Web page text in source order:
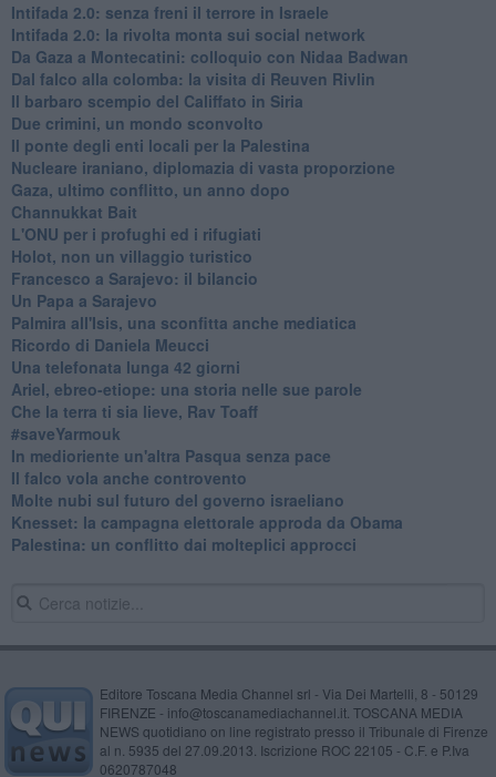
Intifada 2.0: senza freni il terrore in Israele
Intifada 2.0: la rivolta monta sui social network
Da Gaza a Montecatini: colloquio con Nidaa Badwan
Dal falco alla colomba: la visita di Reuven Rivlin
Il barbaro scempio del Califfato in Siria
Due crimini, un mondo sconvolto
Il ponte degli enti locali per la Palestina
Nucleare iraniano, diplomazia di vasta proporzione
Gaza, ultimo conflitto, un anno dopo
Channukkat Bait
L'ONU per i profughi ed i rifugiati
Holot, non un villaggio turistico
Francesco a Sarajevo: il bilancio
Un Papa a Sarajevo
Palmira all'Isis, una sconfitta anche mediatica
Ricordo di Daniela Meucci
​Una telefonata lunga 42 giorni
​Ariel, ebreo-etiope: una storia nelle sue parole
Che la terra ti sia lieve, Rav Toaff
​#saveYarmouk
​In medioriente un'altra Pasqua senza pace
​Il falco vola anche controvento
Molte nubi sul futuro del governo israeliano
Knesset: la campagna elettorale approda da Obama
Palestina: un conflitto dai molteplici approcci
Editore Toscana Media Channel srl - Via Dei Martelli, 8 - 50129
FIRENZE - info@toscanamediachannel.it. TOSCANA MEDIA
NEWS quotidiano on line registrato presso il Tribunale di Firenze
al n. 5935 del 27.09.2013. Iscrizione ROC 22105 - C.F. e P.Iva
0620787048